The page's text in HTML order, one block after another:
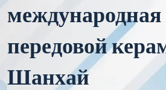
передовой
Шанхай